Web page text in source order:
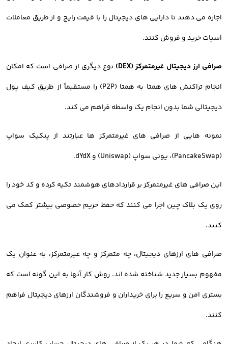
اجازه می دهند تا دارایی های دیجیتال را با قیمت رایج و از طریق معاملات
اسپات خرید و فروش کنند.
صرافی ارز دیجیتال غیرمتمرکز (DEX)
نوع دیگری از صرافی است که امکان
انجام تراکنش های همتا به همتا (P2P) را مستقیماً از طریق کیف پول
دیجیتالی شما بدون انجام یک واسطه فراهم می کند.
نمونه هایی از صرافی های غیرمتمرکز ها عبارتند از پنکیک سواپ
(PancakeSwap)، یونی سواپ (Uniswap) و dYdX.
این صرافی های غیرمتمرکز بر قراردادهای هوشمند تکیه کرده و کد خود را
روی یک بلاک چین اجرا می کنند که حفظ حریم خصوصی بیشتر کمک می
کنند.
صرافی های ارزهای دیجیتال، چه متمرکز و چه غیرمتمرکز، به عنوان یک
مفهوم بسیار جدید شناخته شده اند. روش کار آنها به این گونه است که
بستری امن و سریع را برای خریداران و فروشندگان ارزهای دیجیتال فراهم
کنند.